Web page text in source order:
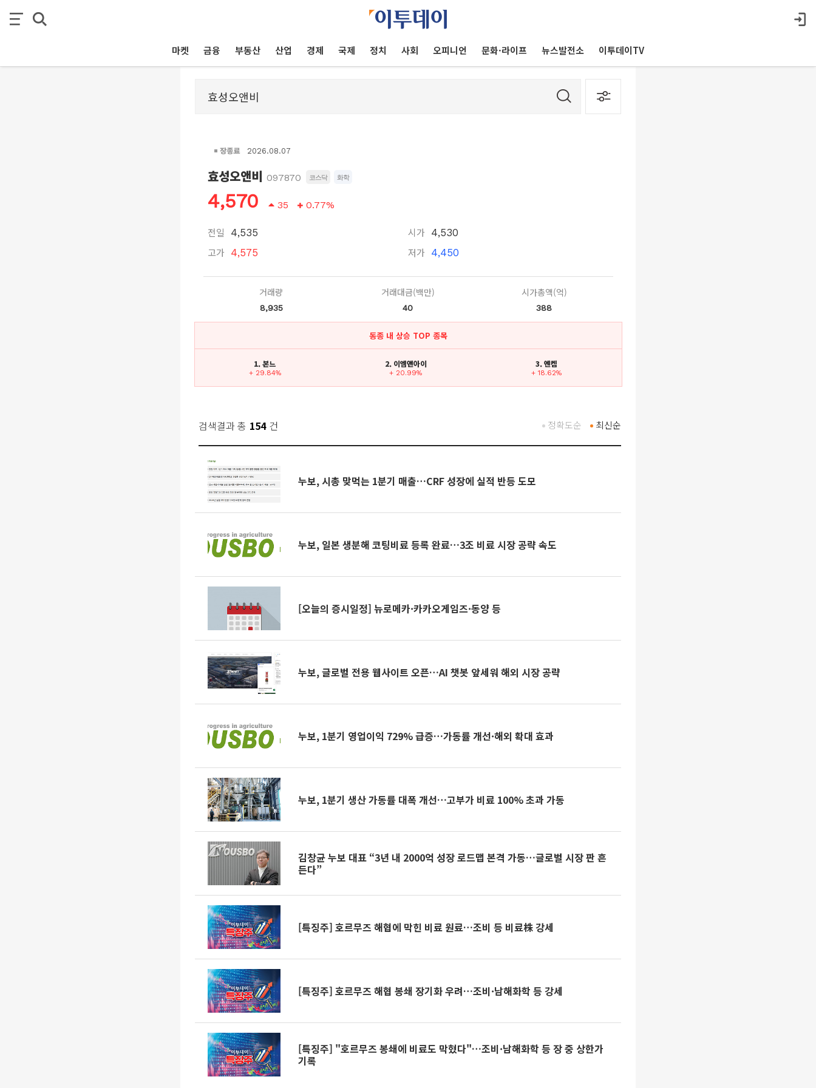
마켓 금융 부동산 산업 경제 국제 정치 사회 오피니언 문화·라이프 뉴스발전소 이투데이TV
장종료 2026.08.07
효성오앤비 097870 코스닥 화학
4,570 35 0.77%
전일 4,535
고가 4,575
시가 4,530
저가 4,450
거래량
8,935
거래대금(백만)
40
시가총액(억)
388
동종 내 상승 TOP 종목
1. 본느
+ 29.84%
2. 이엠앤아이
+ 20.99%
3. 엔켐
+ 18.62%
검색결과 총 154 건 최신순
정확도순
누보, 시총 맞먹는 1분기 매출…CRF 성장에 실적 반등 도모
누보, 일본 생분해 코팅비료 등록 완료…3조 비료 시장 공략 속도
[오늘의 증시일정] 뉴로메카·카카오게임즈·동양 등
누보, 글로벌 전용 웹사이트 오픈…AI 챗봇 앞세워 해외 시장 공략
누보, 1분기 영업이익 729% 급증…가동률 개선·해외 확대 효과
누보, 1분기 생산 가동률 대폭 개선…고부가 비료 100% 초과 가동
김창균 누보 대표 “3년 내 2000억 성장 로드맵 본격 가동…글로벌 시장 판 흔
든다”
[특징주] 호르무즈 해협에 막힌 비료 원료…조비 등 비료株 강세
[특징주] 호르무즈 해협 봉쇄 장기화 우려…조비·남해화학 등 강세
[특징주] "호르무즈 봉쇄에 비료도 막혔다"…조비·남해화학 등 장 중 상한가
기록